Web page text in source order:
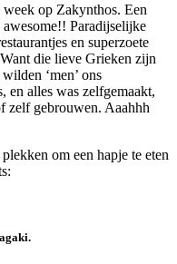
op Zakynthos. Een
Paradijselijke
en superzoete
die lieve Grieken zijn
‘men’ ons
en alles was zelfgemaakt,
zelf gebrouwen. Aaahhh
om een hapje te eten